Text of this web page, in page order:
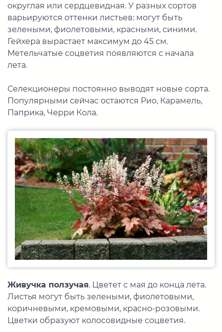
округлая или сердцевидная. У разных сортов
варьируются оттенки листьев: могут быть
зелеными, фиолетовыми, красными, синими.
Гейхера вырастает максимум до 45 см.
Метельчатые соцветия появляются с начала
лета.
Селекционеры постоянно выводят новые сорта.
Популярными сейчас остаются Рио, Карамель,
Паприка, Черри Кола.
Живучка ползучая. Цветет с мая до конца лета.
Листья могут быть зелеными, фиолетовыми,
коричневыми, кремовыми, красно-розовыми.
Цветки образуют колосовидные соцветия.